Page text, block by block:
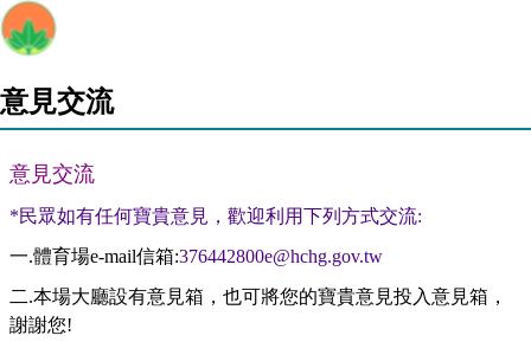
意見交流
意見交流
*民眾如有任何寶貴意見，歡迎利用下列方式交流:
一.體育場e-mail信箱:376442800e@hchg.gov.tw
二.本場大廳設有意見箱，也可將您的寶貴意見投入意見箱，
謝謝您!